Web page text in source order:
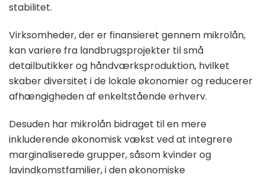
stabilitet.
Virksomheder, der er finansieret gennem mikrolån,
kan variere fra landbrugsprojekter til små
detailbutikker og håndværksproduktion, hvilket
skaber diversitet i de lokale økonomier og reducerer
afhængigheden af enkeltstående erhverv.
Desuden har mikrolån bidraget til en mere
inkluderende økonomisk vækst ved at integrere
marginaliserede grupper, såsom kvinder og
lavindkomstfamilier, i den økonomiske